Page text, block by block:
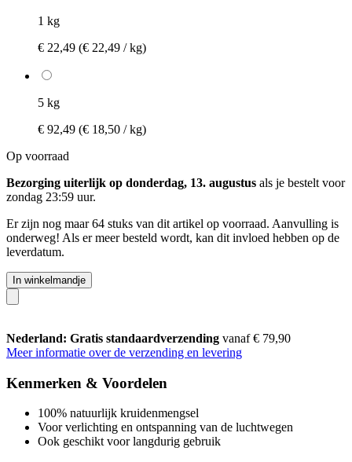
1 kg
€ 22,49 (€ 22,49 / kg)
5 kg
€ 92,49 (€ 18,50 / kg)
Op voorraad
Bezorging uiterlijk op donderdag, 13. augustus als je bestelt voor
zondag 23:59 uur.
Er zijn nog maar 64 stuks van dit artikel op voorraad. Aanvulling is
onderweg! Als er meer besteld wordt, kan dit invloed hebben op de
leverdatum.
In winkelmandje
Nederland: Gratis standaardverzending vanaf € 79,90
Meer informatie over de verzending en levering
Kenmerken & Voordelen
100% natuurlijk kruidenmengsel
Voor verlichting en ontspanning van de luchtwegen
Ook geschikt voor langdurig gebruik